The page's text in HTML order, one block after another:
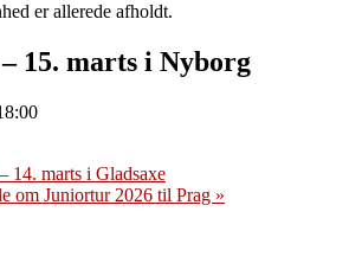
er allerede afholdt.
15. marts i Nyborg
14. marts i Gladsaxe
om Juniortur 2026 til Prag »